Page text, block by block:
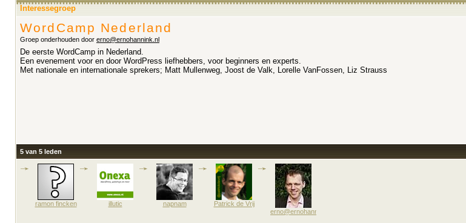
Interessegroep
WordCamp Nederland
Groep onderhouden door erno@ernohannink.nl
De eerste WordCamp in Nederland.
Een evenement voor en door WordPress liefhebbers, voor beginners en experts.
Met nationale en internationale sprekers; Matt Mullenweg, Joost de Valk, Lorelle VanFossen, Liz Strauss
5 van 5 leden
ramon fincken illutic napnam
Patrick de Vrij
erno@ernohannink.nl